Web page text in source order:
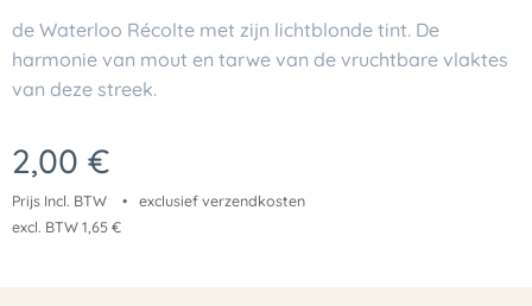
de Waterloo Récolte met zijn lichtblonde tint. De
harmonie van mout en tarwe van de vruchtbare vlaktes
van deze streek.
2,00 €
Prijs Incl. BTW
exclusief verzendkosten
excl. BTW 1,65 €